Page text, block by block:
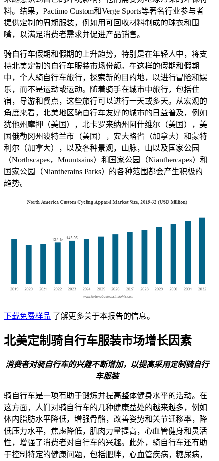
料。结果，Pactimo Custom和Verge Sports等著名行业参与者
提供定制的周期服装，例如用可回收材料制成的球衣和围
嘴，以满足消费者需求并促进产品销售。
骑自行车假期和假期的上升趋势，特别是在年轻人中，将支
持北美定制的自行车服装市场份额。在这样的假期和假期
中，个人骑自行车旅行，探索新的目的地，以进行冒险和娱
乐，而不是运动或运动。随着骑手在城市中旅行，包括住
宿，导游和餐点，这些旅行可以进行一天或多天。从宏观的
角度来看，北美地区骑自行车友好的城市的日益普及，例如
犹他州摩押（美国），北卡罗来纳州阿什维尔（美国），美
国俄勒冈州波特兰市（美国），安大略省（加拿大）和蒙特
利尔（加拿大），以及各种景观，山脉，山以及国家公园
（Northscapes，Mountsains）和国家公园（Nianthercapes）和
国家公园（Niantherains Parks）的各种范围都会产生积极的
趋势。
下载免费样品 了解更多关于本报告的信息。
北美定制骑自行车服装市场增长因素
消费者对骑自行车的兴趣不断增加，以提高采用定制骑自行
车服装
骑自行车是一项有助于锻炼并提高整体健身水平的活动。在
这方面，人们对骑自行车的几种健康益处的越来越多，例如
体内脂肪水平降低，增强骨骼，改善姿势和关节迁移率，降
低压力水平，焦虑降低，肌肉力量提高，心血管健身和灵活
性，增强了消费者对自行车的兴趣。此外，骑自行车还有助
于控制特定的健康问题，包括肥胖，心血管疾病，糖尿病，